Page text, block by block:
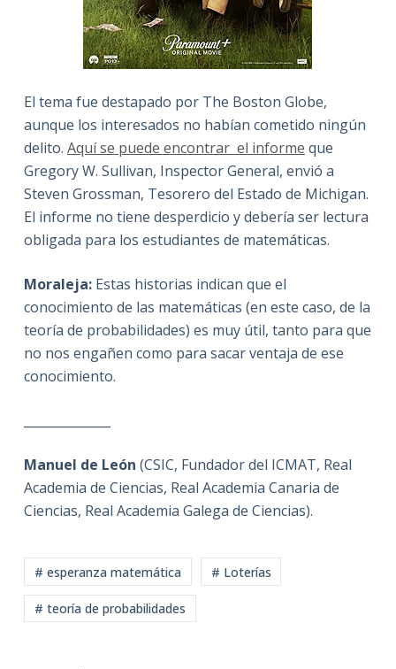
El tema fue destapado por The Boston Globe,
aunque los interesados no habían cometido ningún
delito. Aquí se puede encontrar el informe que
Gregory W. Sullivan, Inspector General, envió a
Steven Grossman, Tesorero del Estado de Michigan.
El informe no tiene desperdicio y debería ser lectura
obligada para los estudiantes de matemáticas.
Moraleja:Estas historias indican que el
conocimiento de las matemáticas (en este caso, de la
teoría de probabilidades) es muy útil, tanto para que
no nos engañen como para sacar ventaja de ese
conocimiento.
Manuel de León (CSIC, Fundador del ICMAT, Real
Academia de Ciencias, Real Academia Canaria de
Ciencias, Real Academia Galega de Ciencias).
# esperanza matemática # Loterías
# teoría de probabilidades